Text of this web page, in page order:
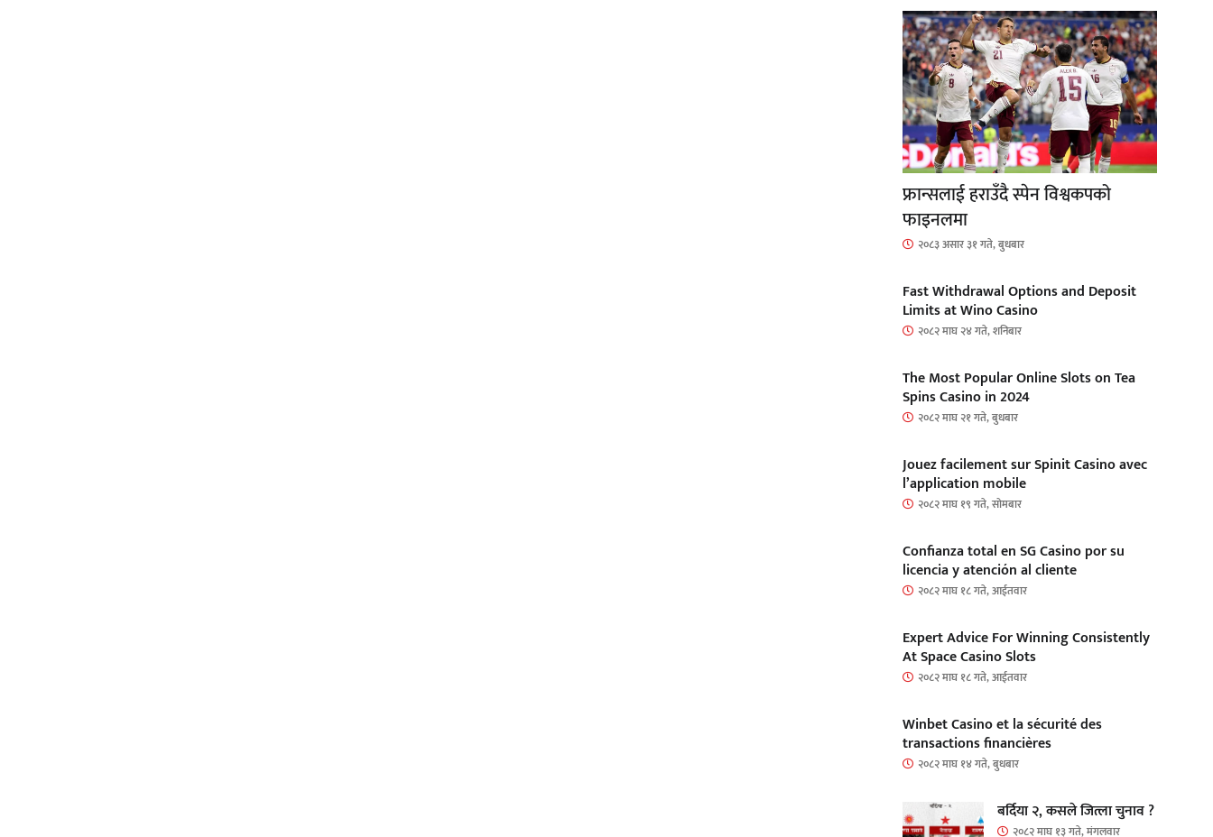
फ्रान्सलाई हराउँदै स्पेन विश्वकपको
फाइनलमा
२०८३ असार ३१ गते, बुधबार
Fast Withdrawal Options and Deposit
Limits at Wino Casino
२०८२ माघ २४ गते, शनिबार
The Most Popular Online Slots on Tea
Spins Casino in 2024
२०८२ माघ २१ गते, बुधबार
Jouez facilement sur Spinit Casino avec
l’application mobile
२०८२ माघ १९ गते, सोमबार
Confianza total en SG Casino por su
licencia y atención al cliente
२०८२ माघ १८ गते, आईतवार
Expert Advice For Winning Consistently
At Space Casino Slots
२०८२ माघ १८ गते, आईतवार
Winbet Casino et la sécurité des
transactions financières
२०८२ माघ १४ गते, बुधबार
बर्दिया २, कसले जित्ला चुनाव ?
२०८२ माघ १३ गते, मंगलवार